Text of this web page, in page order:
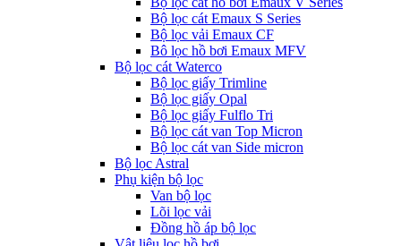
Bộ lọc cát Emaux S Series
Bộ lọc vải Emaux CF
Bô lọc hồ bơi Emaux MFV
Bộ lọc cát Waterco
Bộ lọc giấy Trimline
Bộ lọc giấy Opal
Bộ lọc giấy Fulflo Tri
Bộ lọc cát van Top Micron
Bộ lọc cát van Side micron
Bộ lọc Astral
Phụ kiện bộ lọc
Van bộ lọc
Lõi lọc vải
Đồng hồ áp bộ lọc